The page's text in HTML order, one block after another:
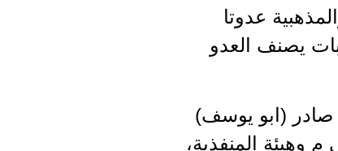
عدوتا
يصنف العدو
صادر (ابو يوسف)
وهيئة المنفذية،